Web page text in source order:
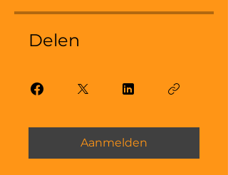
Delen
Aanmelden